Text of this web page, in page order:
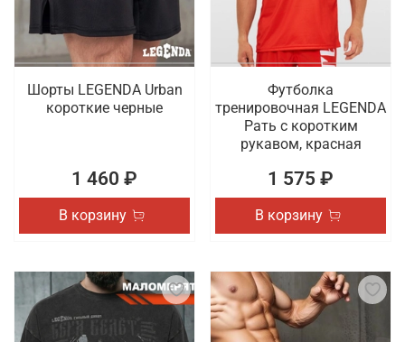
Шорты LEGENDA Urban
короткие черные
1 460 ₽
В корзину
Футболка
тренировочная LEGENDA
Рать с коротким
рукавом, красная
1 575 ₽
В корзину